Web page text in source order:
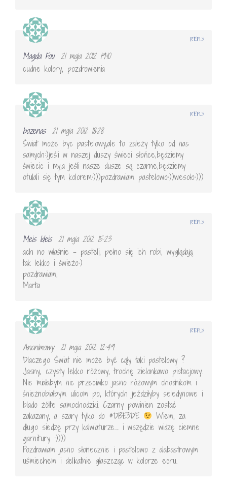
Magda Fou 21 maja 2012 19:10
cudne kolory, pozdrowienia
REPLY
bozenas 21 maja 2012 18:28
Świat może byc pastelowy,ale to zależy tylko od nas
samych:)jeśli w naszej duszy świeci słońce,będziemy
świecic i my,a jeśli nasze dusze są czarne,będziemy
otulali się tym kolorem:)))pozdrawiam pastelowo:))wesoło:)))
REPLY
Meis Ideis 21 maja 2012 15:23
ach no właśnie – pasteli, pełno się ich robi, wyglądają
tak lekko i świeżo:)
pozdrawiam,
Marta
REPLY
Anonimowy 21 maja 2012 12:49
Dlaczego Świat nie może być cąły taki pastelowy ?
Jasny, czysty lekko różowy, trochę zielonkawo pistacjowy.
Nie miałabym nic przeciwko jasno różowym chodnikom i
śnieżnobiałbym ulicom po, których jeździłyby seledynowe i
blado żółte samochodziki. Czarny powinien zostać
zakazany, a szary tylko do #DBE3DE
Wiem, za
długo siedzę przy kalwiaturze…. i wszędzie widzę ciemne
garnitury :))))
Pozdrawiam jasno słonecznie i pastelowo z alabastrowym
uśmiechem i delikatnie głaszcząc w kolorze ecru.
REPLY